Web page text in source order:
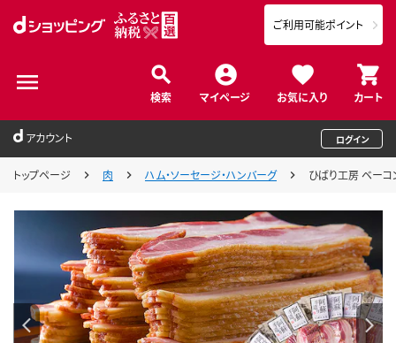
検索 マイページ お気に入り カート
ご利用可能ポイント
アカウント ログイン
トップページ 肉 ハム・ソーセージ・ハンバーグ ひばり工房 ベーコ